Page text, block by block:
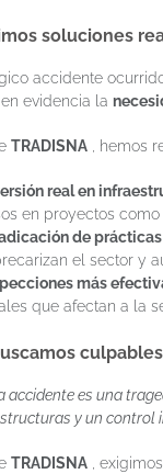
soluciones
accidente
evidencia la
TRADISNA , hemos
real en
en proyectos
de
el sector y
más
que afectan a la
accidente es una
y un control
TRADISNA ,